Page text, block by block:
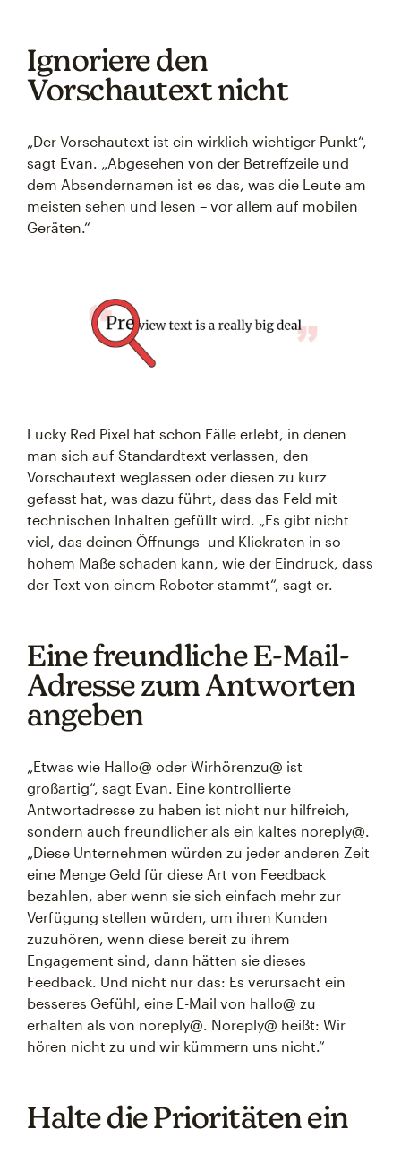
Ignoriere den
Vorschautext nicht
„Der Vorschautext ist ein wirklich wichtiger Punkt“,
sagt Evan. „Abgesehen von der Betreffzeile und
dem Absendernamen ist es das, was die Leute am
meisten sehen und lesen – vor allem auf mobilen
Geräten.“
Lucky Red Pixel hat schon Fälle erlebt, in denen
man sich auf Standardtext verlassen, den
Vorschautext weglassen oder diesen zu kurz
gefasst hat, was dazu führt, dass das Feld mit
technischen Inhalten gefüllt wird. „Es gibt nicht
viel, das deinen Öffnungs- und Klickraten in so
hohem Maße schaden kann, wie der Eindruck, dass
der Text von einem Roboter stammt“, sagt er.
Eine freundliche E-Mail-
Adresse zum Antworten
angeben
„Etwas wie Hallo@ oder Wirhörenzu@ ist
großartig“, sagt Evan. Eine kontrollierte
Antwortadresse zu haben ist nicht nur hilfreich,
sondern auch freundlicher als ein kaltes noreply@.
„Diese Unternehmen würden zu jeder anderen Zeit
eine Menge Geld für diese Art von Feedback
bezahlen, aber wenn sie sich einfach mehr zur
Verfügung stellen würden, um ihren Kunden
zuzuhören, wenn diese bereit zu ihrem
Engagement sind, dann hätten sie dieses
Feedback. Und nicht nur das: Es verursacht ein
besseres Gefühl, eine E-Mail von hallo@ zu
erhalten als von noreply@. Noreply@ heißt: Wir
hören nicht zu und wir kümmern uns nicht.“
Halte die Prioritäten ein